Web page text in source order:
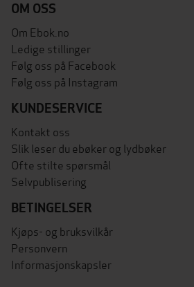
OM OSS
Om Ebok.no
Ledige stillinger
Følg oss på Facebook
Følg oss på Instagram
KUNDESERVICE
Kontakt oss
Slik leser du ebøker og lydbøker
Ofte stilte spørsmål
Selvpublisering
BETINGELSER
Kjøps- og bruksvilkår
Personvern
Informasjonskapsler